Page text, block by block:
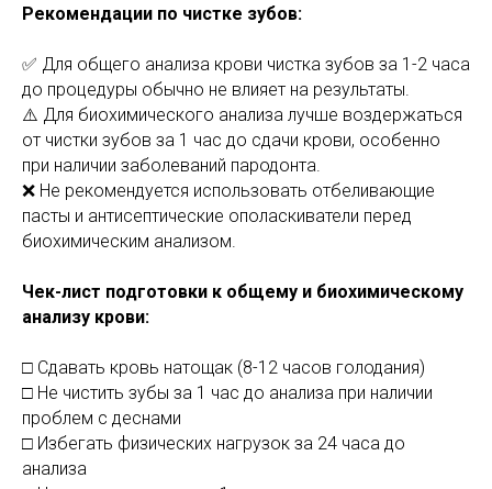
Рекомендации по чистке зубов:
✅ Для общего анализа крови чистка зубов за 1-2 часа
до процедуры обычно не влияет на результаты.
⚠️ Для биохимического анализа лучше воздержаться
от чистки зубов за 1 час до сдачи крови, особенно
при наличии заболеваний пародонта.
❌ Не рекомендуется использовать отбеливающие
пасты и антисептические ополаскиватели перед
биохимическим анализом.
Чек-лист подготовки к общему и биохимическому
анализу крови:
□ Сдавать кровь натощак (8-12 часов голодания)
□ Не чистить зубы за 1 час до анализа при наличии
проблем с деснами
□ Избегать физических нагрузок за 24 часа до
анализа